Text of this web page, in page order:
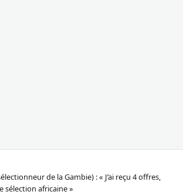
de la Gambie) : « J’ai reçu 4 offres,
sélection africaine »